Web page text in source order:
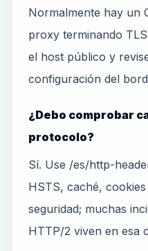
Normalmente hay un
proxy terminando
el host público y
configuración del
¿Debo comprobar
protocolo?
Sí. Use /es/http-
HSTS, caché,
seguridad; muchas
HTTP/2 viven en esa